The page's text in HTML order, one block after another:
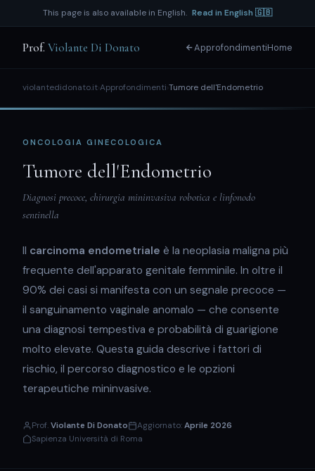
This page is also available in English. Read in English 🇬🇧
Prof. Violante Di Donato ApprofondimentiHome
violantedidonato.it›Approfondimenti›Tumore dell'Endometrio
ONCOLOGIA GINECOLOGICA
Tumore dell'Endometrio
Diagnosi precoce, chirurgia mininvasiva robotica e linfonodo
sentinella
Il carcinoma endometriale è la neoplasia maligna più
frequente dell'apparato genitale femminile. In oltre il
90% dei casi si manifesta con un segnale precoce —
il sanguinamento vaginale anomalo — che consente
una diagnosi tempestiva e probabilità di guarigione
molto elevate. Questa guida descrive i fattori di
rischio, il percorso diagnostico e le opzioni
terapeutiche mininvasive.
Prof.Violante Di Donato Aggiornato:Aprile 2026
Sapienza Università di Roma